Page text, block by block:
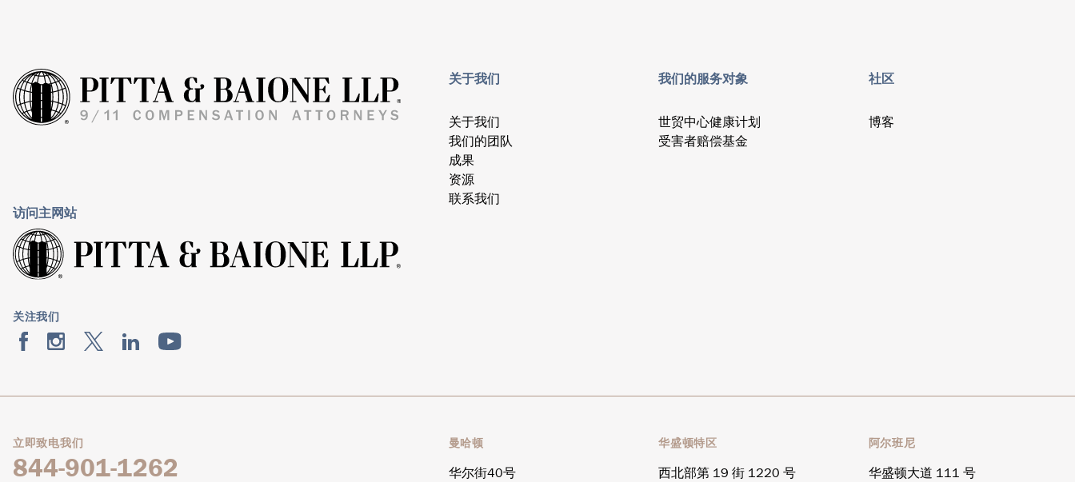
访问主网站
关注我们
关于我们
关于我们
我们的团队
成果
资源
联系我们
我们的服务对象
世贸中心健康计划
受害者赔偿基金
社区
博客
立即致电我们
844-901-1262
曼哈顿
华尔街40号
华盛顿特区
西北部第 19 街 1220 号
阿尔班尼
华盛顿大道 111 号